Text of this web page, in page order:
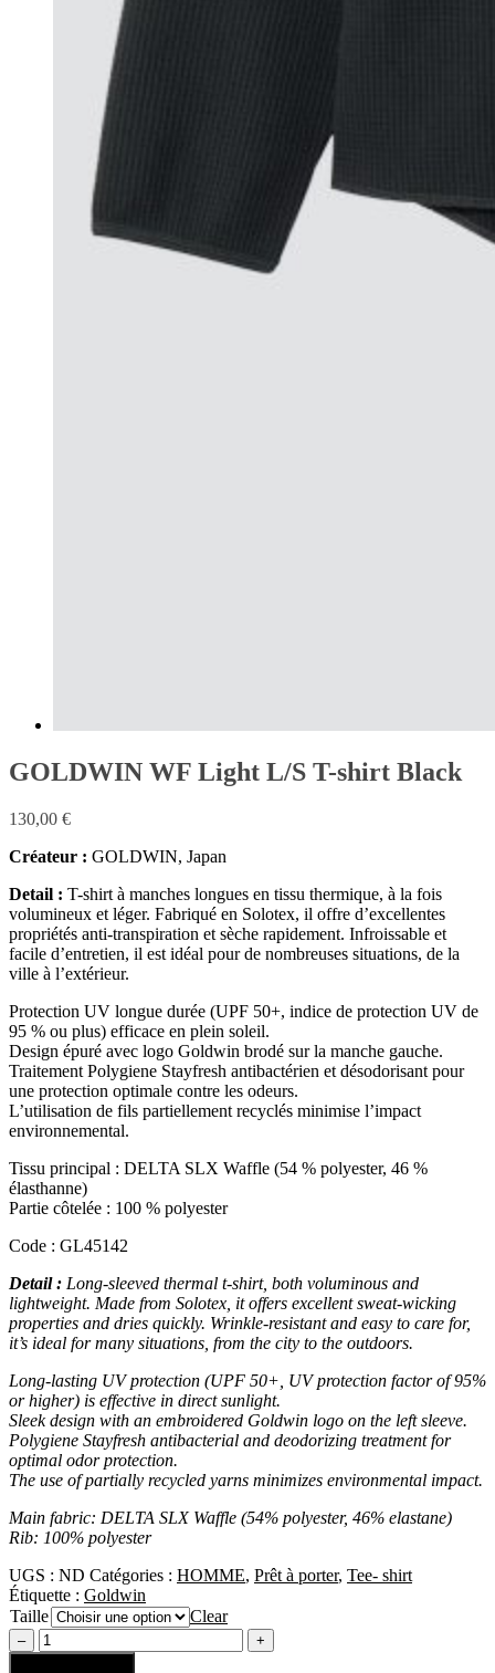
GOLDWIN WF Light L/S T-shirt Black
130,00 €
Créateur : GOLDWIN, Japan
Detail : T-shirt à manches longues en tissu thermique, à la fois
volumineux et léger. Fabriqué en Solotex, il offre d’excellentes
propriétés anti-transpiration et sèche rapidement. Infroissable et
facile d’entretien, il est idéal pour de nombreuses situations, de la
ville à l’extérieur.
Protection UV longue durée (UPF 50+, indice de protection UV de
95 % ou plus) efficace en plein soleil.
Design épuré avec logo Goldwin brodé sur la manche gauche.
Traitement Polygiene Stayfresh antibactérien et désodorisant pour
une protection optimale contre les odeurs.
L’utilisation de fils partiellement recyclés minimise l’impact
environnemental.
Tissu principal : DELTA SLX Waffle (54 % polyester, 46 %
élasthanne)
Partie côtelée : 100 % polyester
Code : GL45142
Detail : Long-sleeved thermal t-shirt, both voluminous and
lightweight. Made from Solotex, it offers excellent sweat-wicking
properties and dries quickly. Wrinkle-resistant and easy to care for,
it’s ideal for many situations, from the city to the outdoors.
Long-lasting UV protection (UPF 50+, UV protection factor of 95%
or higher) is effective in direct sunlight.
Sleek design with an embroidered Goldwin logo on the left sleeve.
Polygiene Stayfresh antibacterial and deodorizing treatment for
optimal odor protection.
The use of partially recycled yarns minimizes environmental impact.
Main fabric: DELTA SLX Waffle (54% polyester, 46% elastane)
Rib: 100% polyester
UGS : ND Catégories : HOMME, Prêt à porter, Tee- shirt
Étiquette : Goldwin
Taille
Clear